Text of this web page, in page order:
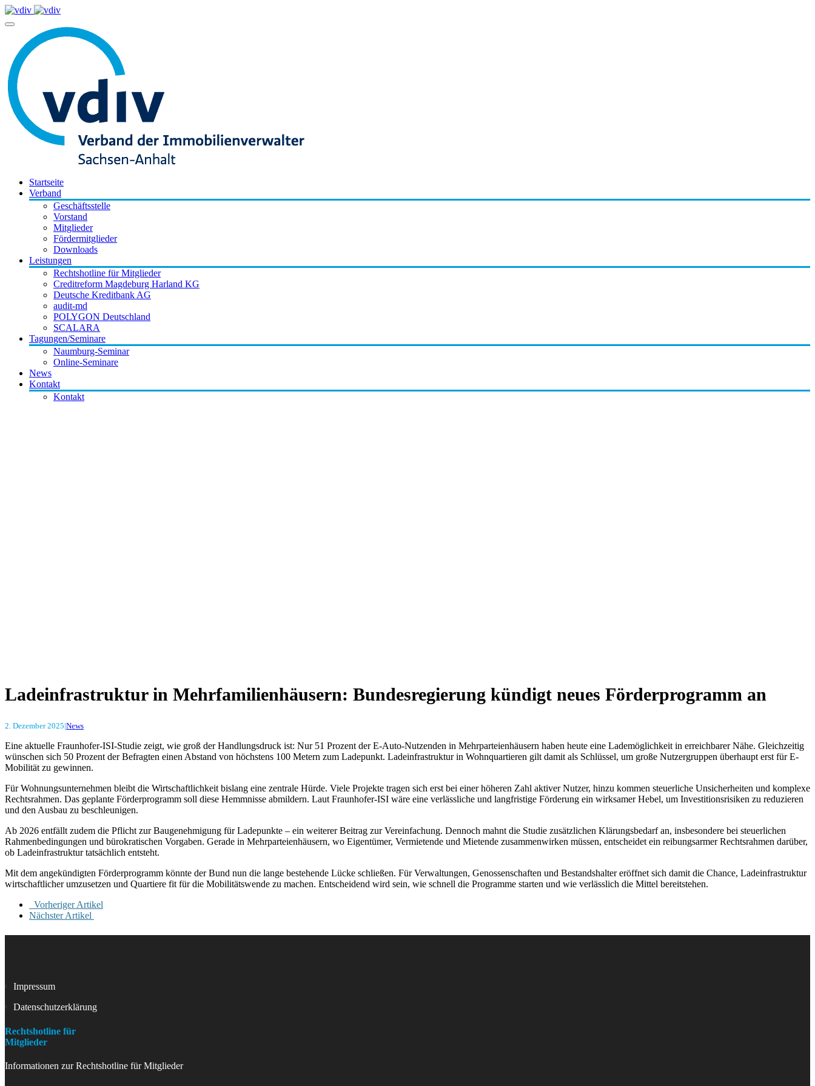
Startseite
Verband
Geschäftsstelle
Vorstand
Mitglieder
Fördermitglieder
Downloads
Leistungen
Rechtshotline für Mitglieder
Creditreform Magdeburg Harland KG
Deutsche Kreditbank AG
audit-md
POLYGON Deutschland
SCALARA
Tagungen/Seminare
Naumburg-Seminar
Online-Seminare
News
Kontakt
Kontakt
Ladeinfrastruktur in Mehrfamilienhäusern: Bundesregierung kündigt neues Förderprogramm an
2. Dezember 2025|News
Eine aktuelle Fraunhofer-ISI-Studie zeigt, wie groß der Handlungsdruck ist: Nur 51 Prozent der E-Auto-Nutzenden in Mehrparteienhäusern haben heute eine Lademöglichkeit in erreichbarer Nähe. Gleichzeitig
wünschen sich 50 Prozent der Befragten einen Abstand von höchstens 100 Metern zum Ladepunkt. Ladeinfrastruktur in Wohnquartieren gilt damit als Schlüssel, um große Nutzergruppen überhaupt erst für E-
Mobilität zu gewinnen.
Für Wohnungsunternehmen bleibt die Wirtschaftlichkeit bislang eine zentrale Hürde. Viele Projekte tragen sich erst bei einer höheren Zahl aktiver Nutzer, hinzu kommen steuerliche Unsicherheiten und komplexe
Rechtsrahmen. Das geplante Förderprogramm soll diese Hemmnisse abmildern. Laut Fraunhofer-ISI wäre eine verlässliche und langfristige Förderung ein wirksamer Hebel, um Investitionsrisiken zu reduzieren
und den Ausbau zu beschleunigen.
Ab 2026 entfällt zudem die Pflicht zur Baugenehmigung für Ladepunkte – ein weiterer Beitrag zur Vereinfachung. Dennoch mahnt die Studie zusätzlichen Klärungsbedarf an, insbesondere bei steuerlichen
Rahmenbedingungen und bürokratischen Vorgaben. Gerade in Mehrparteienhäusern, wo Eigentümer, Vermietende und Mietende zusammenwirken müssen, entscheidet ein reibungsarmer Rechtsrahmen darüber,
ob Ladeinfrastruktur tatsächlich entsteht.
Mit dem angekündigten Förderprogramm könnte der Bund nun die lange bestehende Lücke schließen. Für Verwaltungen, Genossenschaften und Bestandshalter eröffnet sich damit die Chance, Ladeinfrastruktur
wirtschaftlicher umzusetzen und Quartiere fit für die Mobilitätswende zu machen. Entscheidend wird sein, wie schnell die Programme starten und wie verlässlich die Mittel bereitstehen.
Vorheriger Artikel
Nächster Artikel
Impressum
Datenschutzerklärung
Rechtshotline für
Mitglieder
Informationen zur Rechtshotline für Mitglieder